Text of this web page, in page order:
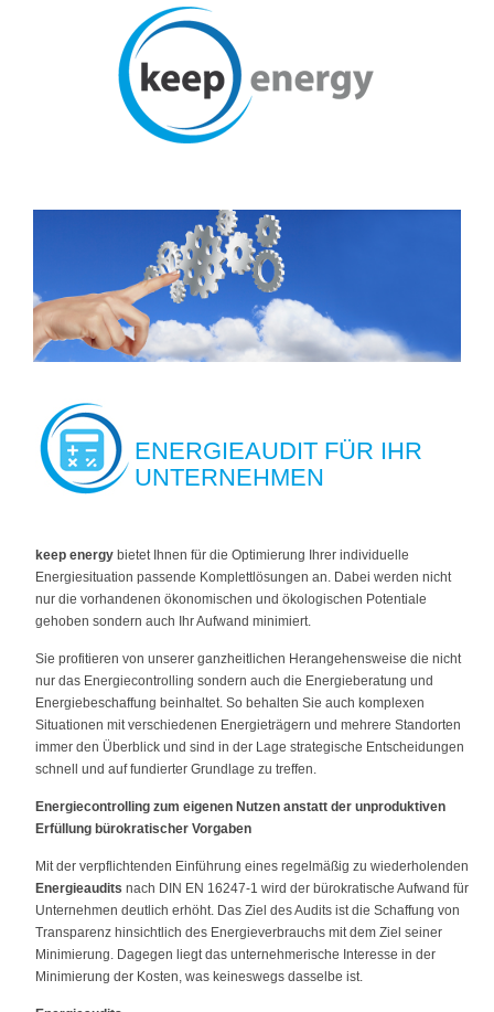
ENERGIEAUDIT FÜR IHR
UNTERNEHMEN
keep energy bietet Ihnen für die Optimierung Ihrer individuelle
Energiesituation passende Komplettlösungen an. Dabei werden nicht
nur die vorhandenen ökonomischen und ökologischen Potentiale
gehoben sondern auch Ihr Aufwand minimiert.
Sie profitieren von unserer ganzheitlichen Herangehensweise die nicht
nur das Energiecontrolling sondern auch die Energieberatung und
Energiebeschaffung beinhaltet. So behalten Sie auch komplexen
Situationen mit verschiedenen Energieträgern und mehrere Standorten
immer den Überblick und sind in der Lage strategische Entscheidungen
schnell und auf fundierter Grundlage zu treffen.
Energiecontrolling zum eigenen Nutzen anstatt der unproduktiven
Erfüllung bürokratischer Vorgaben
Mit der verpflichtenden Einführung eines regelmäßig zu wiederholenden
Energieaudits nach DIN EN 16247-1 wird der bürokratische Aufwand für
Unternehmen deutlich erhöht. Das Ziel des Audits ist die Schaffung von
Transparenz hinsichtlich des Energieverbrauchs mit dem Ziel seiner
Minimierung. Dagegen liegt das unternehmerische Interesse in der
Minimierung der Kosten, was keineswegs dasselbe ist.